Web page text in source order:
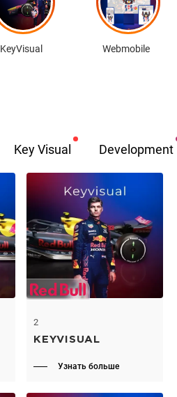
KeyVisual Webmobile
Key Visual Development
2
KEYVISUAL
Узнать больше